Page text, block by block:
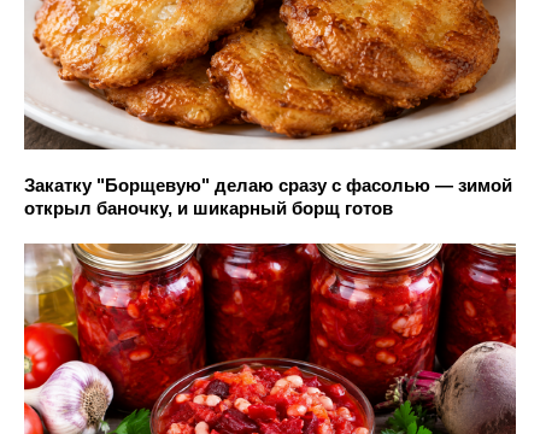
Закатку "Борщевую" делаю сразу с фасолью — зимой
открыл баночку, и шикарный борщ готов